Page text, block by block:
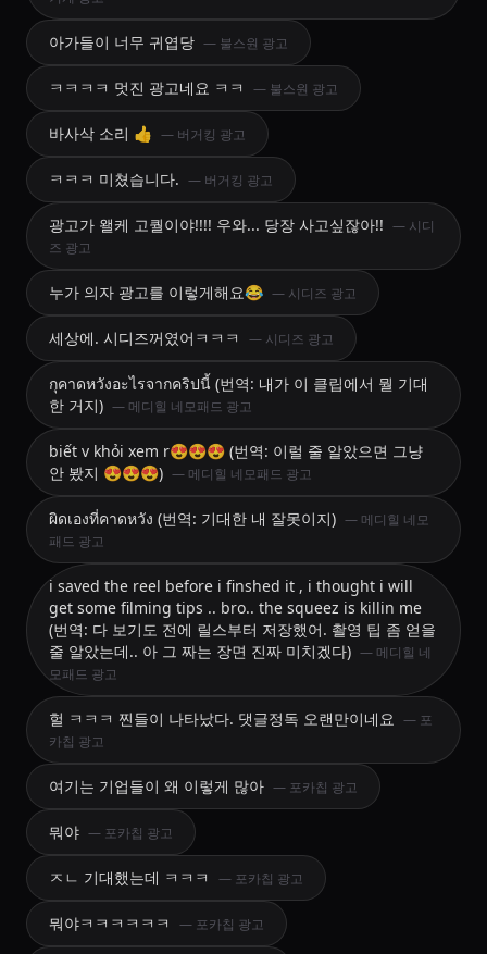
아가들이 너무 귀엽당 — 불스원 광고
ㅋㅋㅋㅋ 멋진 광고네요 ㅋㅋ — 불스원 광고
바사삭 소리 👍 — 버거킹 광고
ㅋㅋㅋ 미쳤습니다. — 버거킹 광고
광고가 왤케 고퀄이야!!!! 우와... 당장 사고싶잖아!! — 시디
즈 광고
누가 의자 광고를 이렇게해요😂 — 시디즈 광고
세상에. 시디즈꺼였어ㅋㅋㅋ — 시디즈 광고
กุคาดหวังอะไรจากคริปนี้ (번역: 내가 이 클립에서 뭘 기대
한 거지) — 메디힐 네모패드 광고
biết v khỏi xem r😍😍😍 (번역: 이럴 줄 알았으면 그냥
안 봤지 😍😍😍) — 메디힐 네모패드 광고
ผิดเองที่คาดหวัง (번역: 기대한 내 잘못이지) — 메디힐 네모
패드 광고
i saved the reel before i finshed it , i thought i will
get some filming tips .. bro.. the squeez is killin me
(번역: 다 보기도 전에 릴스부터 저장했어. 촬영 팁 좀 얻을
줄 알았는데.. 아 그 짜는 장면 진짜 미치겠다) — 메디힐 네
모패드 광고
헐 ㅋㅋㅋ 찐들이 나타났다. 댓글정독 오랜만이네요 — 포
카칩 광고
여기는 기업들이 왜 이렇게 많아 — 포카칩 광고
뭐야 — 포카칩 광고
ㅈㄴ 기대했는데 ㅋㅋㅋ — 포카칩 광고
뭐야ㅋㅋㅋㅋㅋㅋ — 포카칩 광고